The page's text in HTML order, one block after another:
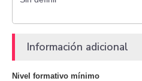
Información adicional
Nivel formativo mínimo